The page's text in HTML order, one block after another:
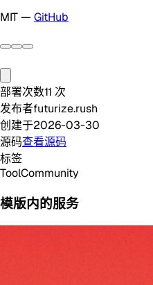
MIT — GitHub
部署次数11 次
发布者futurize.rush
创建于2026-03-30
源码查看源码
标签
ToolCommunity
模版内的服务